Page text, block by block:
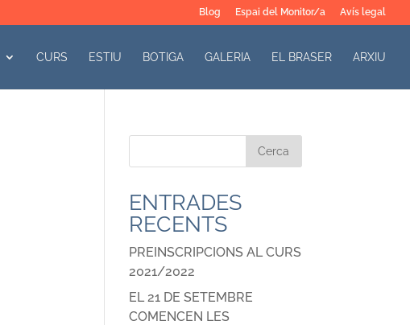
Blog Espai del Monitor/a Avís legal
CURS ESTIU BOTIGA GALERIA EL BRASER ARXIU
ENTRADES
RECENTS
PREINSCRIPCIONS AL CURS
2021/2022
EL 21 DE SETEMBRE
COMENCEN LES